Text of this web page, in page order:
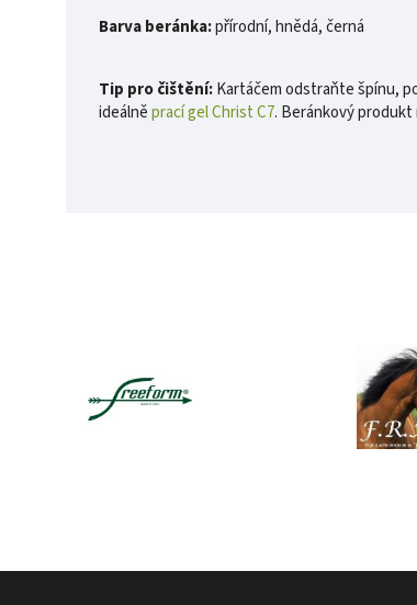
Barva beránka:přírodní, hnědá, černá
Tip pro čištění:Kartáčem odstraňte špínu,
ideálněprací gel Christ C7. Beránkový